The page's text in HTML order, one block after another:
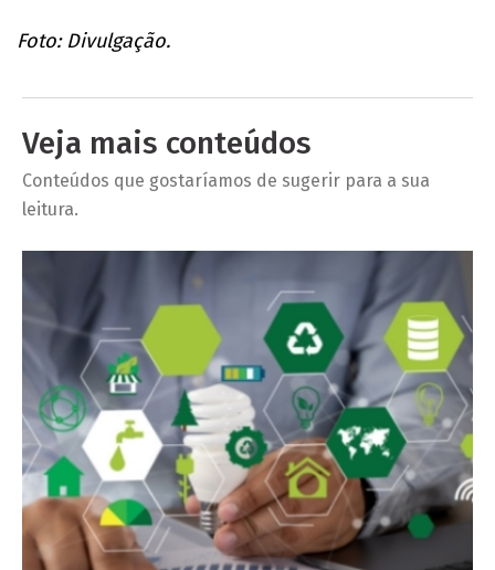
Foto: Divulgação.
Veja mais conteúdos
Conteúdos que gostaríamos de sugerir para a sua
leitura.